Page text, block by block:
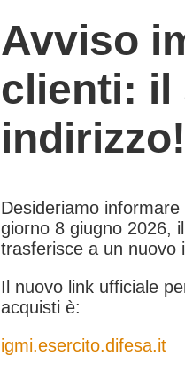
Avviso
clienti: il
indirizzo!
Desideriamo
giorno 8 giugno 2026,
trasferisce a un nuovo
Il nuovo link ufficiale
acquisti è:
igmi.esercito.difesa.it